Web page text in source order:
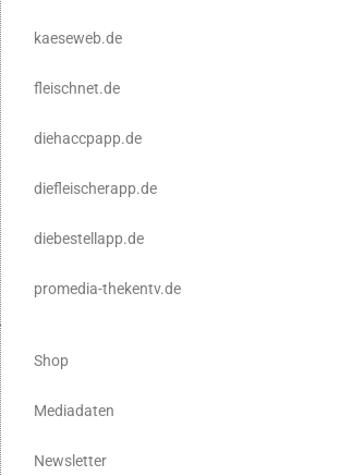
kaeseweb.de
fleischnet.de
diehaccpapp.de
diefleischerapp.de
diebestellapp.de
promedia-thekentv.de
Shop
Mediadaten
Newsletter